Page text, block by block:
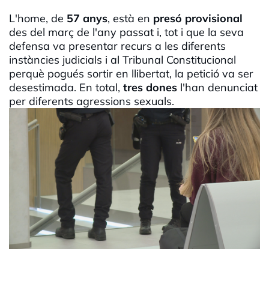
L'home, de 57 anys, està en presó provisional
des del març de l'any passat i, tot i que la seva
defensa va presentar recurs a les diferents
instàncies judicials i al Tribunal Constitucional
perquè pogués sortir en llibertat, la petició va ser
desestimada. En total, tres dones l'han denunciat
per diferents agressions sexuals.